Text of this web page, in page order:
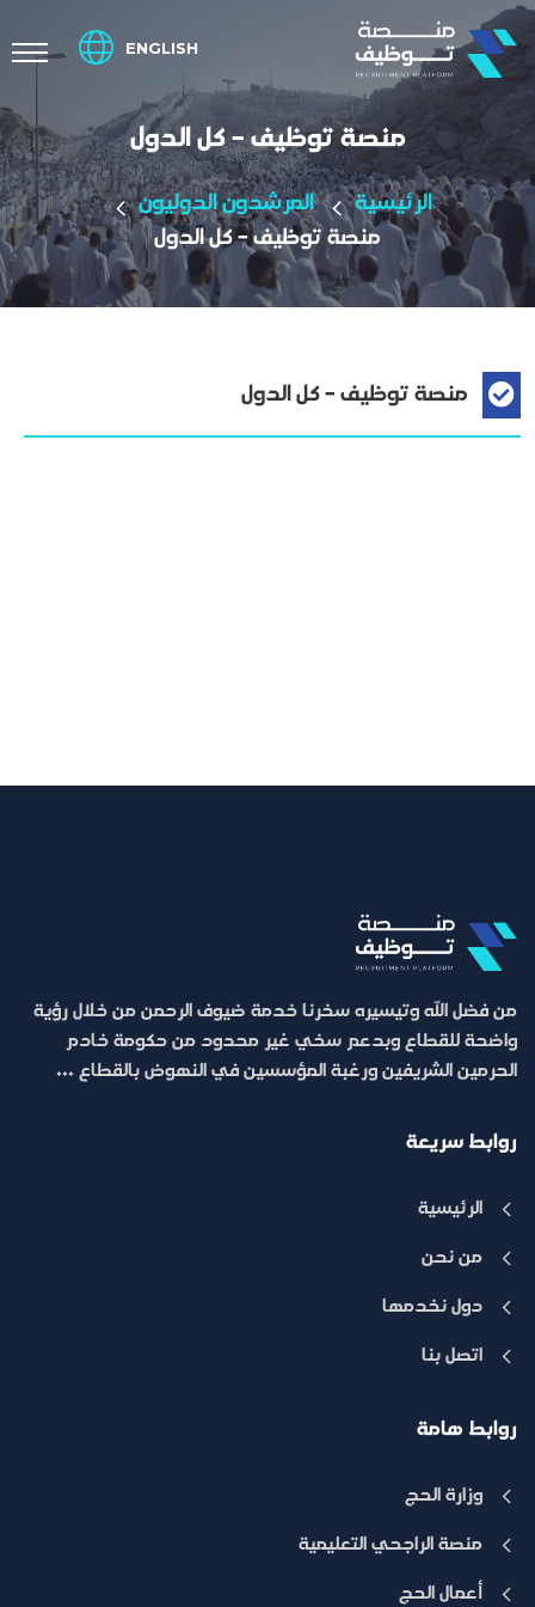
ENGLISH
منصة توظيف - كل الدول
الرئيسية
المرشدون الدوليون
منصة توظيف - كل الدول
منصة توظيف - كل الدول
من فضل الله وتيسيره سخرنا خدمة ضيوف الرحمن من خلال رؤية
واضحة للقطاع وبدعم سخي غير محدود من حكومة خادم
الحرمين الشريفين ورغبة المؤسسين في النهوض بالقطاع ...
روابط سريعة
الرئيسية
من نحن
دول نخدمها
اتصل بنا
روابط هامة
وزارة الحج
منصة الراجحي التعليمية
أعمال الحج